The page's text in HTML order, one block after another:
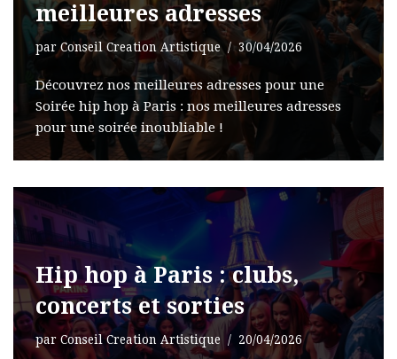
meilleures adresses
parConseil Creation Artistique 30/04/2026
Découvrez nos meilleures adresses pour une
Soirée hip hop à Paris : nos meilleures adresses
pour une soirée inoubliable !
Hip hop à Paris : clubs,
concerts et sorties
par Conseil Creation Artistique 20/04/2026